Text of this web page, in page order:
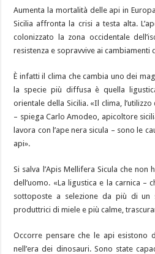
Piano di lotta alla varroa 2026
Aumenta la mortalità delle api in
Sicilia affronta la crisi a testa alta.
colonizzato la zona occidentale
resistenza e sopravvive ai cambiamenti
È infatti il clima che cambia uno dei
la specie più diffusa è quella
orientale della Sicilia. «Il clima,
– spiega Carlo Amodeo, apicoltore
lavora con l’ape nera sicula – sono le
api».
Si salva l’Apis Mellifera Sicula che non
dell’uomo. «La ligustica e la carnica –
sottoposte a selezione da più di un
produttrici di miele e più calme,
Occorre pensare che le api esistono
nell’era dei dinosauri. Sono state